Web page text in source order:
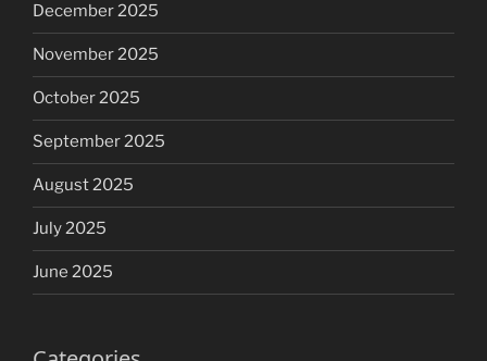
December 2025
November 2025
October 2025
September 2025
August 2025
July 2025
June 2025